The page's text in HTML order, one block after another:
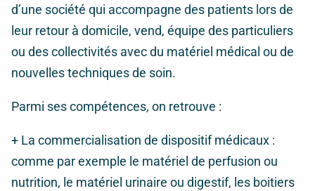
d’une société qui accompagne des patients lors de
leur retour à domicile, vend, équipe des particuliers
ou des collectivités avec du matériel médical ou de
nouvelles techniques de soin.
Parmi ses compétences, on retrouve :
+ La commercialisation de dispositif médicaux :
comme par exemple le matériel de perfusion ou
nutrition, le matériel urinaire ou digestif, les boitiers